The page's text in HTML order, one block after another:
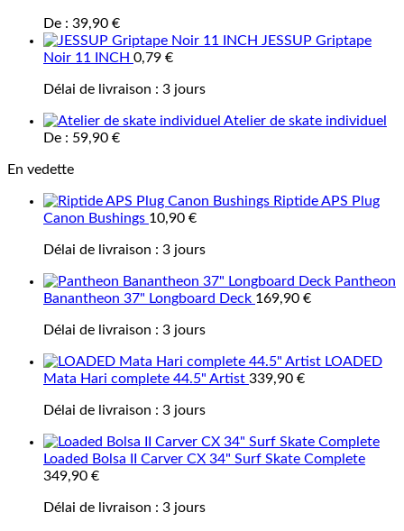
De : 39,90 €
JESSUP Griptape
Noir 11 INCH 0,79 €
Délai de livraison : 3 jours
Atelier de skate individuel
De : 59,90 €
En vedette
Riptide APS Plug
Canon Bushings 10,90 €
Délai de livraison : 3 jours
Pantheon
Banantheon 37" Longboard Deck 169,90 €
Délai de livraison : 3 jours
LOADED
Mata Hari complete 44.5" Artist 339,90 €
Délai de livraison : 3 jours
Loaded Bolsa II Carver CX 34" Surf Skate Complete
349,90 €
Délai de livraison : 3 jours